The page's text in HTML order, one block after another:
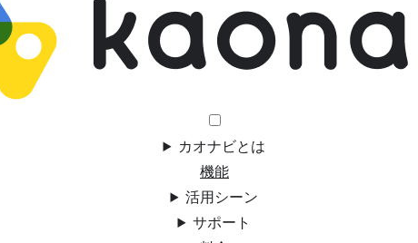
カオナビとは
機能
活用シーン
サポート